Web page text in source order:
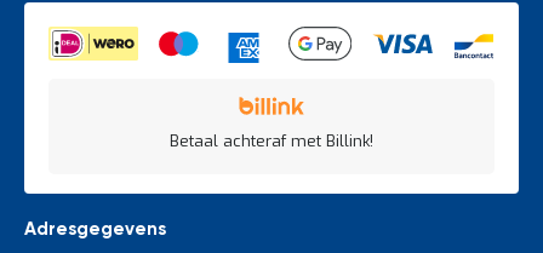
Betaal achteraf met Billink!
Adresgegevens